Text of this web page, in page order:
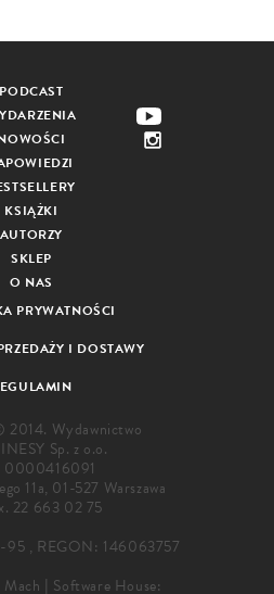
PODCAST
KSIĄŻKI
AUTORZY
SKLEP
O NAS
PRYWATNOŚCI
I DOSTAWY
Wydawnictwo
Sp. z o.o.
0000416091
11a, 01-527 Warszawa
22 663 02 75
, REGON: 146063757
| Software House: